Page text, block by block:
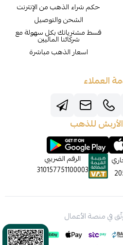
حكم شراء الذهب من الإنترنت
الشحن والتوصيل
قسط مشترياتك بكل سهولة مع
شركائنا الماليين
اسعار الذهب مباشرة
العملاء
للذهب
الرقم الضريبي
310157751100003
في منصة الأعمال